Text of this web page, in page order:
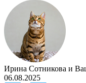
Ирина Сотникова и
06.08.2025